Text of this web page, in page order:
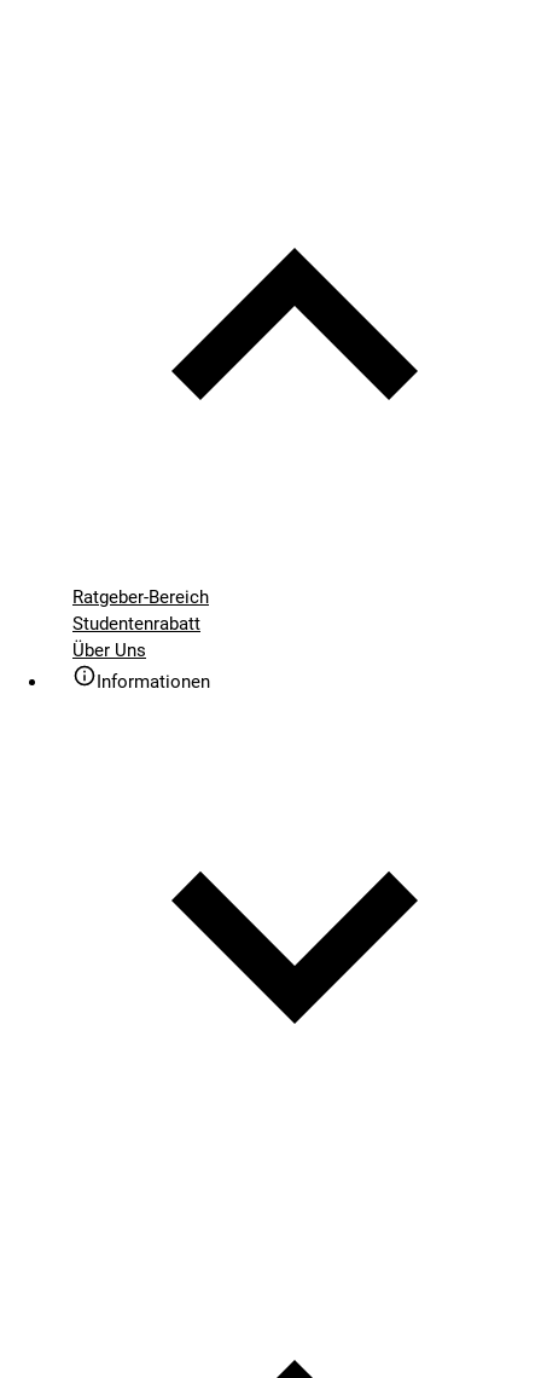
Ratgeber-Bereich
Studentenrabatt
Über Uns
Informationen